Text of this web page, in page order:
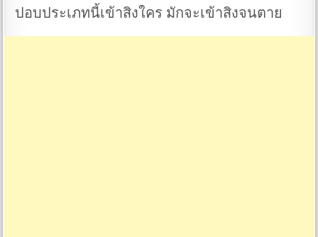
ปอบประเภทนี้เข้าสิงใคร มักจะเข้าสิงจนตาย